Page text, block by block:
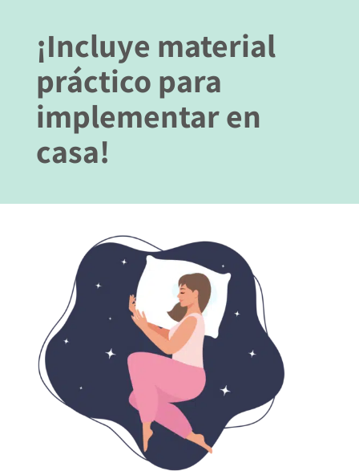
¡Incluye material
práctico para
implementar en
casa!